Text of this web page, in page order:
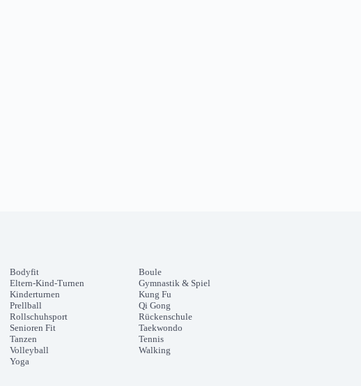
Bodyfit
Boule
Eltern-Kind-Turnen
Gymnastik & Spiel
Kinderturnen
Kung Fu
Prellball
Qi Gong
Rollschuhsport
Rückenschule
Senioren Fit
Taekwondo
Tanzen
Tennis
Volleyball
Walking
Yoga